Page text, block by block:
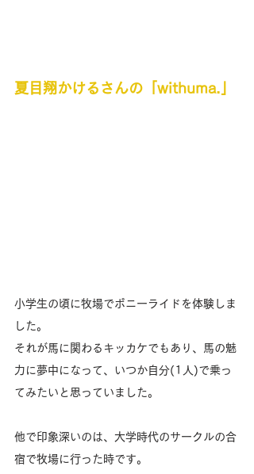
夏目翔かけるさんの「withuma.」
小学生の頃に牧場でポニーライドを体験しま
した。
それが馬に関わるキッカケでもあり、馬の魅
力に夢中になって、いつか自分(1人)で乗っ
てみたいと思っていました。
他で印象深いのは、大学時代のサークルの合
宿で牧場に行った時です。